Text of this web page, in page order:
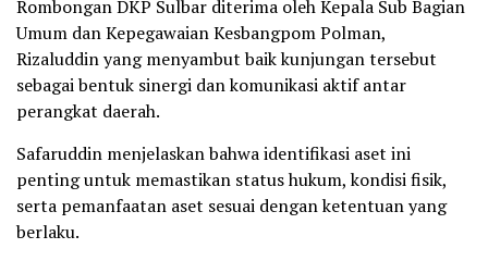
Rombongan DKP Sulbar diterima oleh Kepala Sub Bagian
Umum dan Kepegawaian Kesbangpom Polman,
Rizaluddin yang menyambut baik kunjungan tersebut
sebagai bentuk sinergi dan komunikasi aktif antar
perangkat daerah.
Safaruddin menjelaskan bahwa identifikasi aset ini
penting untuk memastikan status hukum, kondisi fisik,
serta pemanfaatan aset sesuai dengan ketentuan yang
berlaku.